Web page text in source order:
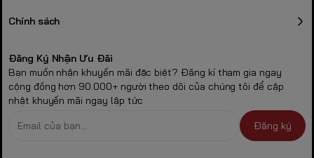
Chính sách
Đăng Ký Nhận Ưu Đãi
Bạn muốn nhận khuyến mãi đặc biệt? Đăng kí tham gia ngay
cộng đồng hơn 90.000+ người theo dõi của chúng tôi để cập
nhật khuyến mãi ngay lập tức
Đăng ký